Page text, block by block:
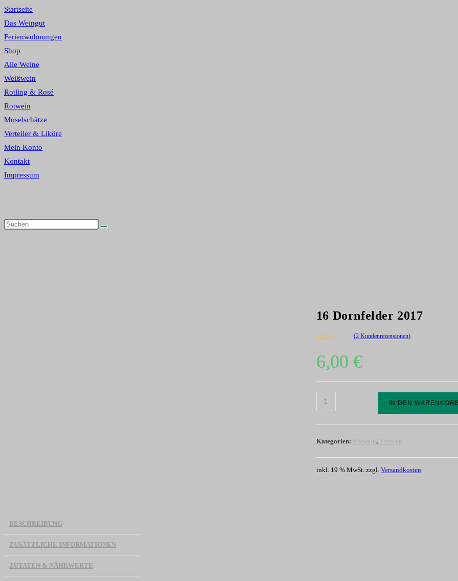
Suche
umschalten
Startseite
Das Weingut
Ferienwohnungen
Shop
Alle Weine
Weißwein
Rotling & Rosé
Rotwein
Moselschätze
Verteiler & Liköre
Mein Konto
Kontakt
Impressum
Diese
16 Dornfelder 2017
5.00
von 5,
basierend auf
(2 Kundenrezensionen)
6,00 €
Dornfelder
2017
IN DEN
Kategorien: Rotwein , Trocken
inkl. 19 % MwSt. zzgl. Versandkosten
BESCHREIBUNG
ZUSÄTZLICHE INFORMATIONEN
ZUTATEN & NÄHRWERTE